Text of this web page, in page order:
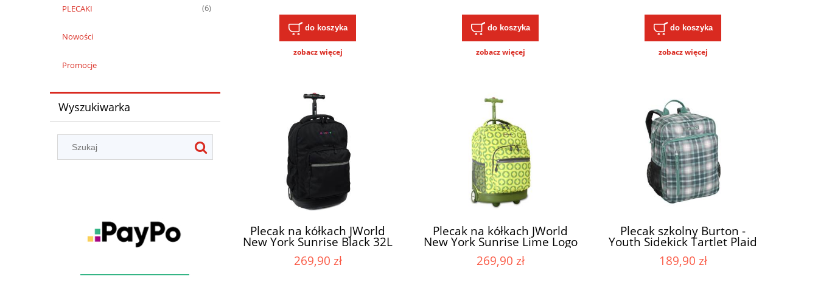
PLECAKI (6)
Nowości
Promocje
Wyszukiwarka
do koszyka
zobacz więcej
do koszyka
zobacz więcej
do koszyka
zobacz więcej
Plecak na kółkach JWorld
New York Sunrise Black 32L
269,90 zł
Plecak na kółkach JWorld
New York Sunrise Lime Logo
32L
269,90 zł
Plecak szkolny Burton -
Youth Sidekick Tartlet Plaid
23L
189,90 zł